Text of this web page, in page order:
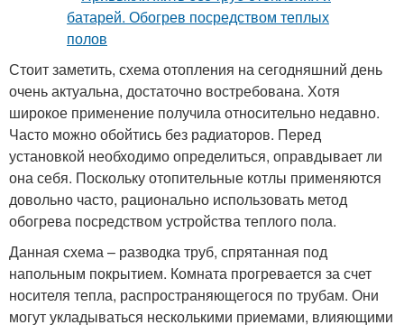
Стоит заметить, схема отопления на сегодняшний день
очень актуальна, достаточно востребована. Хотя
широкое применение получила относительно недавно.
Часто можно обойтись без радиаторов. Перед
установкой необходимо определиться, оправдывает ли
она себя. Поскольку отопительные котлы применяются
довольно часто, рационально использовать метод
обогрева посредством устройства теплого пола.
Данная схема – разводка труб, спрятанная под
напольным покрытием. Комната прогревается за счет
носителя тепла, распространяющегося по трубам. Они
могут укладываться несколькими приемами, влияющими